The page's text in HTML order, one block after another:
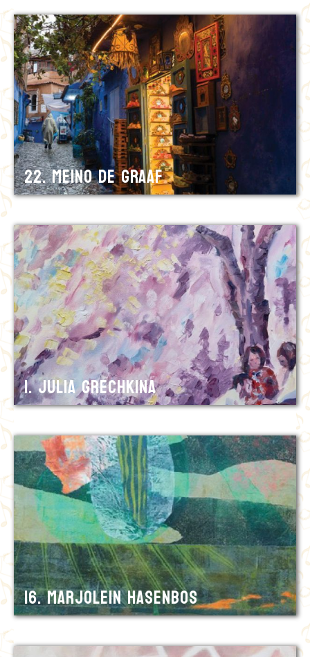
22. Meino de Graaf
1. Julia Grechkina
16. Marjolein Hasenbos